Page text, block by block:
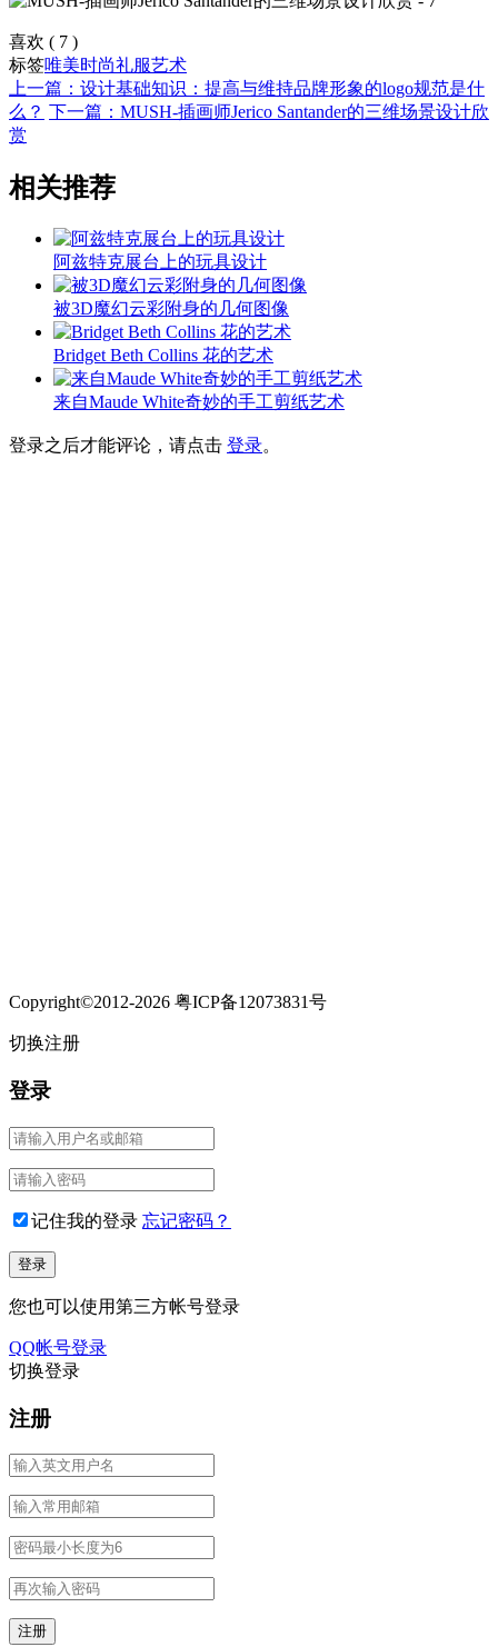
喜欢 ( 7 )
标签唯美时尚礼服艺术
上一篇：设计基础知识：提高与维持品牌形象的logo规范是什
么？ 下一篇：MUSH-插画师Jerico Santander的三维场景设计欣
赏
相关推荐
阿兹特克展台上的玩具设计
被3D魔幻云彩附身的几何图像
Bridget Beth Collins 花的艺术
来自Maude White奇妙的手工剪纸艺术
登录之后才能评论，请点击 登录。
Copyright©2012-2026 粤ICP备12073831号
切换注册
登录
记住我的登录 忘记密码？
您也可以使用第三方帐号登录
QQ帐号登录
切换登录
注册